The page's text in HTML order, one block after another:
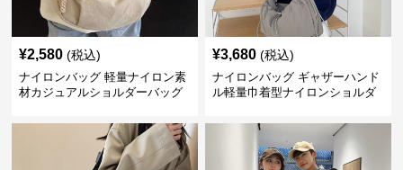
¥2,580 (税込)
ナイロンバッグ 軽量ナイロン素
材カジュアルショルダーバッグ
¥3,680 (税込)
ナイロンバッグ ギャザーハンド
ル軽量巾着型ナイロンショルダ